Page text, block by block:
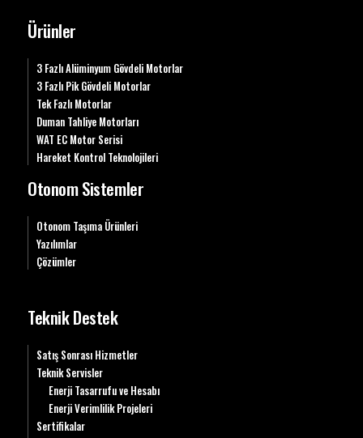
Ürünler
3 Fazlı Alüminyum Gövdeli Motorlar
3 Fazlı Pik Gövdeli Motorlar
Tek Fazlı Motorlar
Duman Tahliye Motorları
WAT EC Motor Serisi
Hareket Kontrol Teknolojileri
Otonom Sistemler
Otonom Taşıma Ürünleri
Yazılımlar
Çözümler
Teknik Destek
Satış Sonrası Hizmetler
Teknik Servisler
Enerji Tasarrufu ve Hesabı
Enerji Verimlilik Projeleri
Sertifikalar